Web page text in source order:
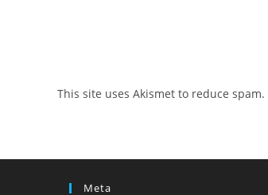
comment
This site uses Akismet to reduce spam.
Meta